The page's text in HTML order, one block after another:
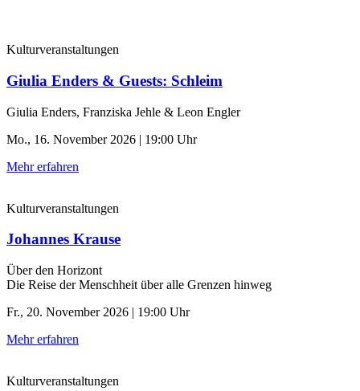
Kulturveranstaltungen
Giulia Enders & Guests: Schleim
Giulia Enders, Franziska Jehle & Leon Engler
Mo., 16. November 2026 | 19:00 Uhr
Mehr erfahren
Kulturveranstaltungen
Johannes Krause
Über den Horizont
Die Reise der Menschheit über alle Grenzen hinweg
Fr., 20. November 2026 | 19:00 Uhr
Mehr erfahren
Kulturveranstaltungen